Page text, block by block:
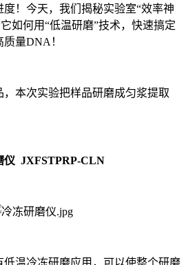
！今天，我们揭秘实验室“效率神
如何用“低温研磨”技术，快速搞定
量DNA！
，本次实验把样品研磨成匀浆提取
JXFSTPRP-CLN
温冷冻研磨应用，可以使整个研磨